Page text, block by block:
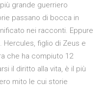
grande guerriero
passano di bocca in
nei racconti. Eppure
Hercules, figlio di Zeus e
che ha compiuto 12
il diritto alla vita, è il più
mito le cui storie